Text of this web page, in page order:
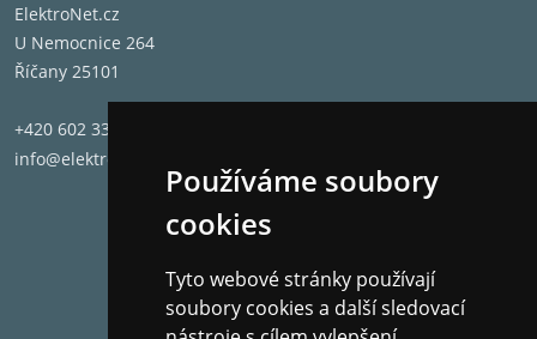
Používáme soubory
cookies
Tyto webové stránky používají
soubory cookies a další sledovací
ElektroNet.cz
U Nemocnice 264
Říčany 25101
+420 602 331 662
info@elektronet.cz